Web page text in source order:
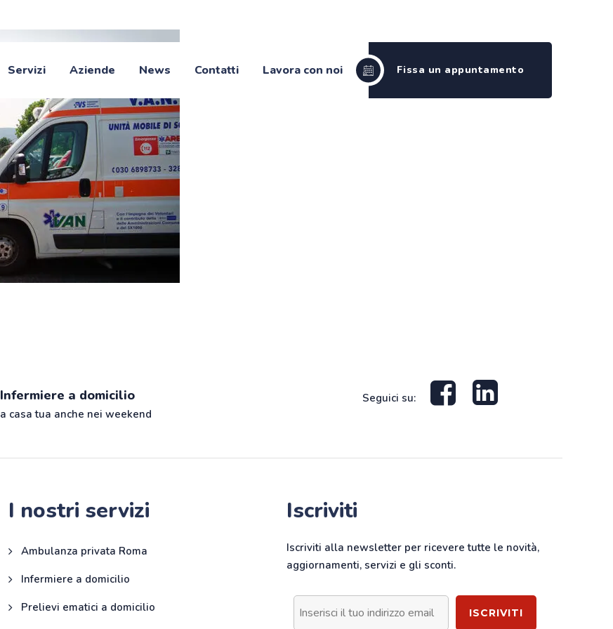
Servizi Aziende News Contatti Lavora con noi Fissa un appuntamento
Infermiere a domicilio
a casa tua anche nei weekend
Seguici su:
I nostri servizi
Ambulanza privata Roma
Infermiere a domicilio
Prelievi ematici a domicilio
Iscriviti
Iscriviti alla newsletter per ricevere tutte le novità,
aggiornamenti, servizi e gli sconti.